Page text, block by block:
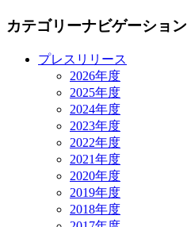
カテゴリーナビゲーション
プレスリリース
2026年度
2025年度
2024年度
2023年度
2022年度
2021年度
2020年度
2019年度
2018年度